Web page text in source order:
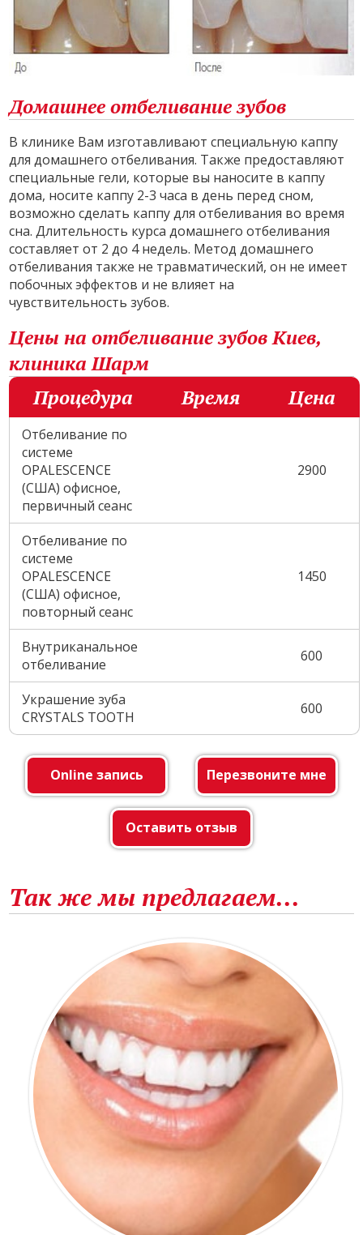
Домашнее отбеливание зубов
В клинике Вам изготавливают специальную каппу
для домашнего отбеливания. Также предоставляют
специальные гели, которые вы наносите в каппу
дома, носите каппу 2-3 часа в день перед сном,
возможно сделать каппу для отбеливания во время
сна. Длительность курса домашнего отбеливания
составляет от 2 до 4 недель. Метод домашнего
отбеливания также не травматический, он не имеет
побочных эффектов и не влияет на
чувствительность зубов.
Цены на отбеливание зубов Киев,
клиника Шарм
Процедура
Время Цена
Отбеливание по
системе
OPALESCENCE
(США) офисное,
первичный сеанс
2900
Отбеливание по
системе
OPALESCENCE
(США) офисное,
повторный сеанс
1450
Внутриканальное
отбеливание
600
Украшение зуба
CRYSTALS TOOTH
600
Online запись Перезвоните мне
Оставить отзыв
Так же мы предлагаем...